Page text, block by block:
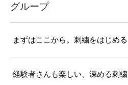
グループ
まずはここから。刺繍をはじめる
経験者さんも楽しい、深める刺繍